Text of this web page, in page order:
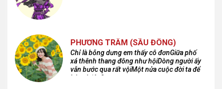
PHƯƠNG TRÂM (SẦU ĐÔNG)
Chỉ là bỗng dưng em thấy cô đơnGiữa phố
xá thênh thang đông như hộiDòng người ấy
vẫn bước qua rất vộiMột nửa cuộc đời ta để
lại nơi đâu?